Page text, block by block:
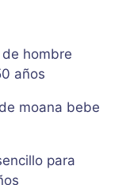
hombre
años
moana bebe
para